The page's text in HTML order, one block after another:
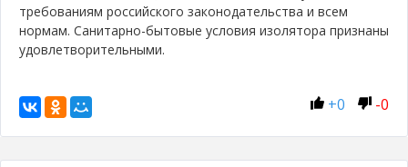
требованиям российского законодательства и всем
нормам. Санитарно-бытовые условия изолятора признаны
удовлетворительными.
+0 -0